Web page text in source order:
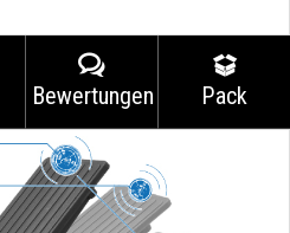
Bewertungen Pack